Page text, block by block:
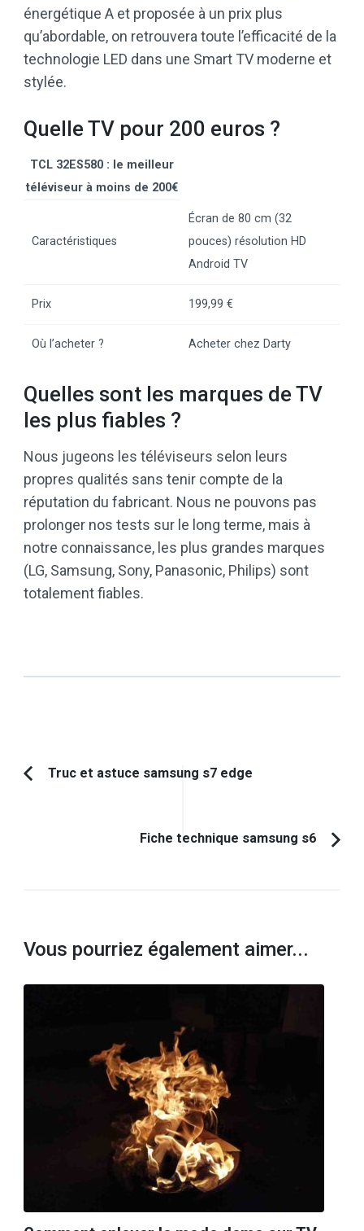
énergétique A et proposée à un prix plus
qu’abordable, on retrouvera toute l’efficacité de la
technologie LED dans une Smart TV moderne et
stylée.
Quelle TV pour 200 euros ?
TCL 32ES580 : le meilleur
téléviseur à moins de 200€
Caractéristiques
Écran de 80 cm (32
pouces) résolution HD
Android TV
Prix 199,99 €
Où l’acheter ? Acheter chez Darty
Quelles sont les marques de TV
les plus fiables ?
Nous jugeons les téléviseurs selon leurs
propres qualités sans tenir compte de la
réputation du fabricant. Nous ne pouvons pas
prolonger nos tests sur le long terme, mais à
notre connaissance, les plus grandes marques
(LG, Samsung, Sony, Panasonic, Philips) sont
totalement fiables.
Navigation
Truc et astuce samsung s7 edge
Fiche technique samsung s6
Vous pourriez également aimer...